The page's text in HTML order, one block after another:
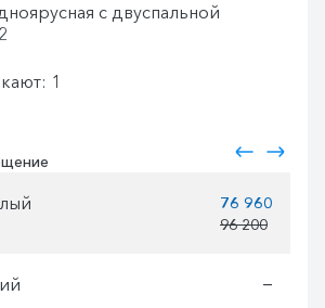
с двуспальной
1
76 960
96 200
—